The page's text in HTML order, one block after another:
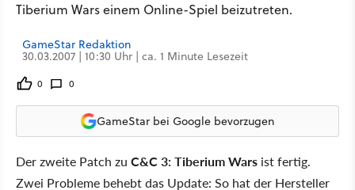
Tiberium Wars einem Online-Spiel beizutreten.
GameStar Redaktion
30.03.2007 | 10:30 Uhr | ca. 1 Minute Lesezeit
0 0
GameStar bei Google bevorzugen
Der zweite Patch zu C&C 3: Tiberium Wars ist fertig.
Zwei Probleme behebt das Update: So hat der Hersteller